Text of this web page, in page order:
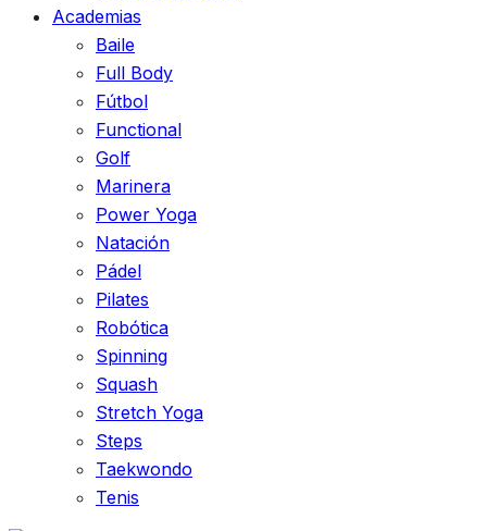
Academias
Baile
Full Body
Fútbol
Functional
Golf
Marinera
Power Yoga
Natación
Pádel
Pilates
Robótica
Spinning
Squash
Stretch Yoga
Steps
Taekwondo
Tenis